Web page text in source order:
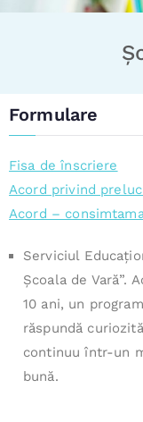
Formulare
Fisa de înscriere
Acord privind
Acord –
Serviciul
Şcoala de Vară”.
10 ani, un
răspundă
continuu într-un
bună.